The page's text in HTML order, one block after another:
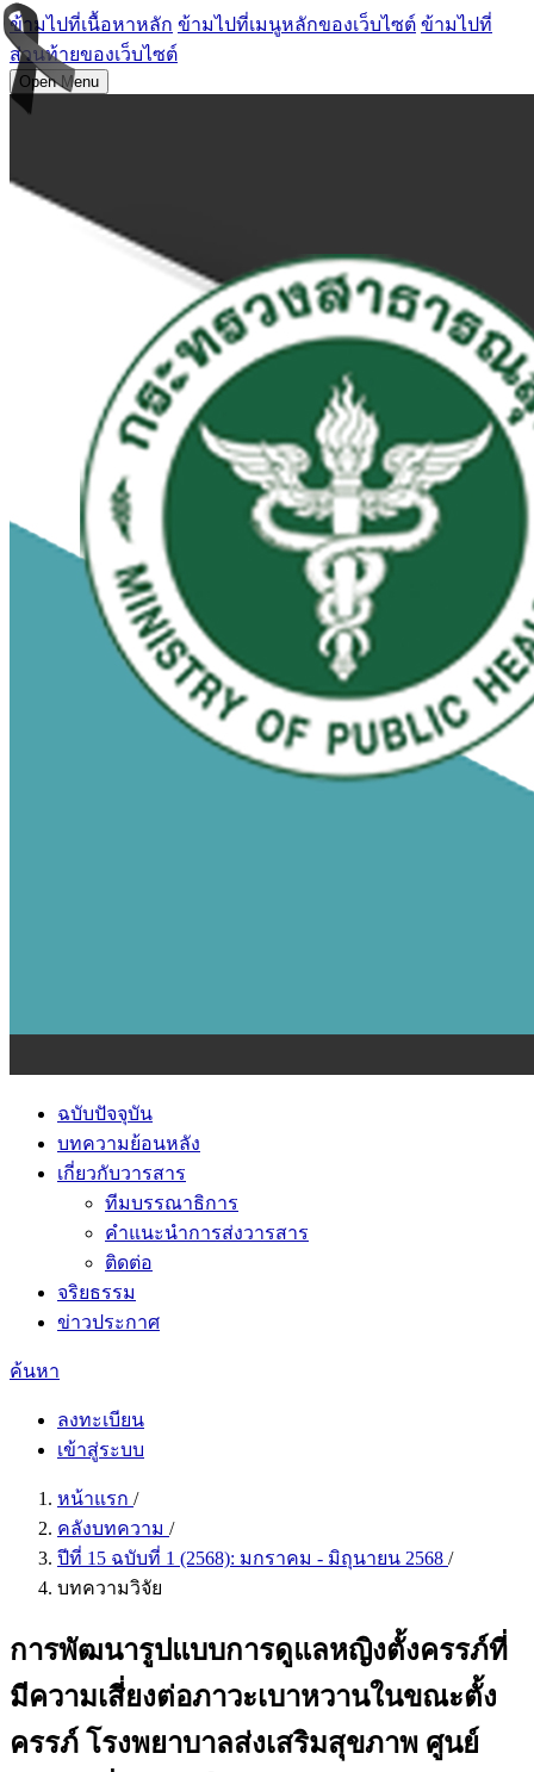
ข้ามไปที่เนื้อหาหลัก ข้ามไปที่เมนูหลักของเว็บไซต์ ข้ามไปที่
ส่วนท้ายของเว็บไซต์
Open Menu
ฉบับปัจจุบัน
บทความย้อนหลัง
เกี่ยวกับวารสาร
ทีมบรรณาธิการ
คำแนะนำการส่งวารสาร
ติดต่อ
จริยธรรม
ข่าวประกาศ
ค้นหา
ลงทะเบียน
เข้าสู่ระบบ
หน้าแรก /
คลังบทความ /
ปีที่ 15 ฉบับที่ 1 (2568): มกราคม - มิถุนายน 2568 /
บทความวิจัย
การพัฒนารูปแบบการดูแลหญิงตั้งครรภ์ที่
มีความเสี่ยงต่อภาวะเบาหวานในขณะตั้ง
ครรภ์ โรงพยาบาลส่งเสริมสุขภาพ ศูนย์